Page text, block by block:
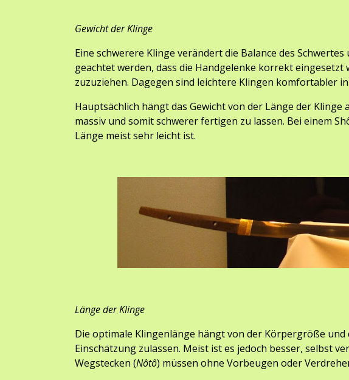
Gewicht der Klinge
Eine schwerere Klinge verändert die Balance des Schwertes
geachtet werden, dass die Handgelenke korrekt
zuzuziehen. Dagegen sind leichtere Klingen komfortabler
Hauptsächlich hängt das Gewicht von der Länge der
massiv und somit schwerer fertigen zu lassen. Bei einem
Länge meist sehr leicht ist.
Länge der Klinge
Die optimale Klingenlänge hängt von der Körpergröße
Einschätzung zulassen. Meist ist es jedoch besser, selbst
Wegstecken (Nôtô) müssen ohne Vorbeugen oder